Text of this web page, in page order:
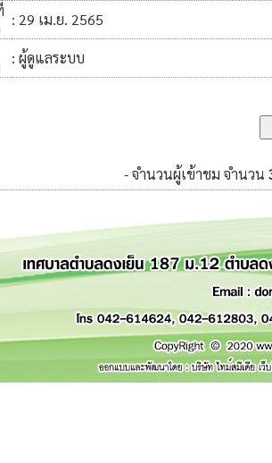
: 29 เม.ย. 2565
: ผู้ดูแลระบบ
- จำนวนผู้เข้าชม จำนวน